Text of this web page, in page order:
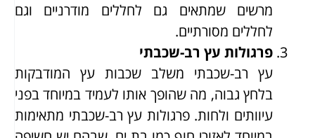
מרשים שמתאים גם לחללים מודרניים וגם
לחללים מסורתיים.
פרגולות עץ רב-שכבתי
עץ רב-שכבתי משלב שכבות עץ המודבקות
בלחץ גבוה, מה שהופך אותו לעמיד במיוחד בפני
עיוותים ולחות. פרגולות עץ רב-שכבתי מתאימות